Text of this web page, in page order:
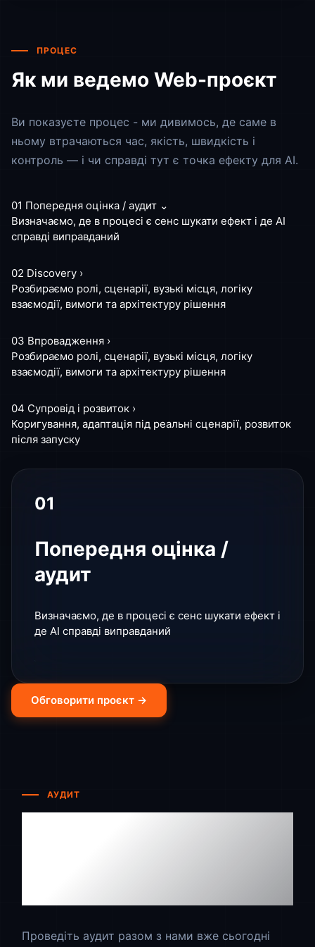
До −50% часу на комунікацію
Формує єдину систему оцінки
ЕФЕКТ
Швидші рішення
Менше помилок у наймі
Отримати рішення
AI відповідає 24/7
Ескалює тільки складні кейси
До −40% внутрішніх запитів
Швидший онбординг
Менше навантаження на HR
Отримати рішення
Погодження і пересилання
СТАЛО
Автоматична генерація документів
Підстановка даних
ЕФЕКТ
Менше операційної роботи
Стабільний процес
Отримати рішення
ПРОЦЕС
Як ми ведемо Web-проєкт
Ви показуєте процес - ми дивимось, де саме в
ньому втрачаються час, якість, швидкість і
контроль — і чи справді тут є точка ефекту для AI.
01 Попередня оцінка / аудит ⌄
Визначаємо, де в процесі є сенс шукати ефект і де AI
справді виправданий
02 Discovery ›
Розбираємо ролі, сценарії, вузькі місця, логіку
взаємодії, вимоги та архітектуру рішення
03 Впровадження ›
Розбираємо ролі, сценарії, вузькі місця, логіку
взаємодії, вимоги та архітектуру рішення
04 Супровід і розвиток ›
Коригування, адаптація під реальні сценарії, розвиток
після запуску
01
Попередня оцінка /
аудит
Визначаємо, де в процесі є сенс шукати ефект і
де AI справді виправданий
Обговорити проєкт →
АУДИТ
Проведіть аудит разом з нами вже сьогодні